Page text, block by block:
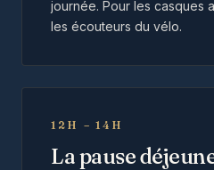
journée. Pour les casques
les écouteurs du vélo.
12H – 14H
La pause